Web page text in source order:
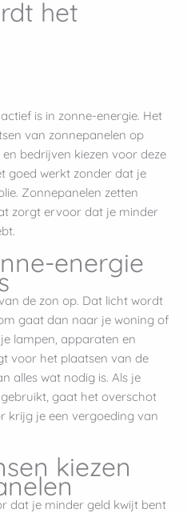
het
is in zonne-energie. Het
van zonnepanelen op
bedrijven kiezen voor deze
goed werkt zonder dat je
Zonnepanelen zetten
zorgt ervoor dat je minder
energie
de zon op. Dat licht wordt
gaat dan naar je woning of
lampen, apparaten en
voor het plaatsen van de
alles wat nodig is. Als je
gaat het overschot
krijg je een vergoeding van
kiezen
dat je minder geld kwijt bent